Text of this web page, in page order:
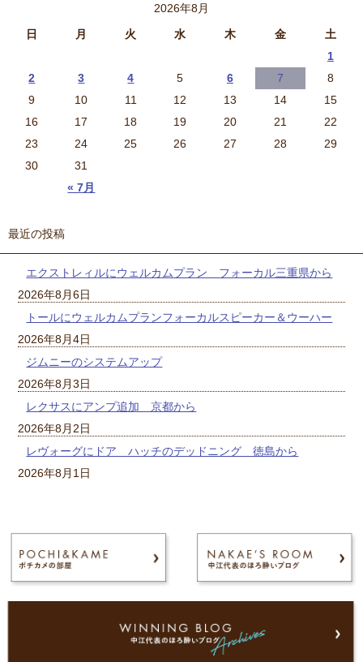
2026年8月
日
月 火 水 木 金 土
« 7月
1
2
3 4 5 6 7
8
9
10 11 12 13 14
15
16
17 18 19 20 21
22
23
24 25 26 27 28
29
30
31
最近の投稿
エクストレィルにウェルカムプラン フォーカル三重県から
2026年8月6日
トールにウェルカムプランフォーカルスピーカー＆ウーハー
2026年8月4日
ジムニーのシステムアップ
2026年8月3日
レクサスにアンプ追加 京都から
2026年8月2日
レヴォーグにドア ハッチのデッドニング 徳島から
2026年8月1日